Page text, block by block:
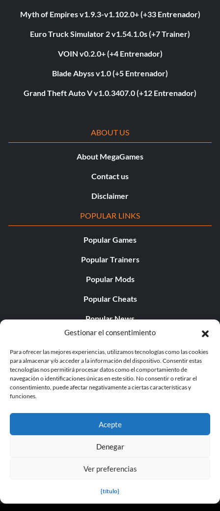
Gestionar el consentimiento
Para ofrecer las mejores experiencias, utilizamos tecnologías como las cookies
para almacenar y/o acceder a la información del dispositivo. Consentir estas
tecnologías nos permitirá procesar datos como el comportamiento de
navegación o identificaciones únicas en este sitio. No consentir o retirar el
consentimiento, puede afectar negativamente a ciertas características y
funciones.
Acepte
Denegar
Ver preferencias
{título}
Myth of Empires v1.9.3-v1.102.0+ (+33 Entrenador)
Euro Truck Simulator 2 v1.54.1.0s (+7 Trainer)
VOIN v0.2.0+ (+4 Entrenador)
Blade Abyss v1.0 (+5 Entrenador)
Grand Theft Auto V v1.0.3407.0 (+12 Entrenador)
ABOUT US
About MegaGames
Contact us
Disclaimer
POPULAR LINKS
Popular Games
Popular Trainers
Popular Mods
Popular Cheats
Popular News
Popular Editorials
Popular Free Games
LATEST UPDATES
Terms of Service
Settings